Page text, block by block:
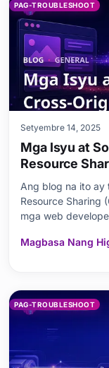
PAG-TROUBLESHOOT
Setyembre 14, 2025
Mga Isyu at
Resource
Ang blog na ito ay
Resource Sharing
mga web
at kung bakit ito
Magbasa Nang
PAG-TROUBLESHOOT